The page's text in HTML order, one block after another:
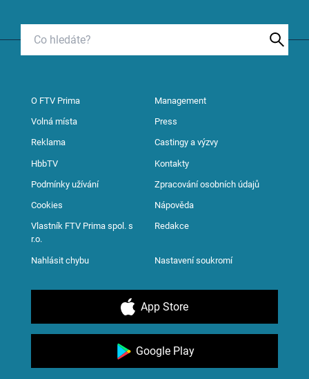
O FTV Prima Management
Volná místa Press
Reklama Castingy a výzvy
HbbTV Kontakty
Podmínky užívání Zpracování osobních údajů
Cookies Nápověda
Vlastník FTV Prima spol. s
r.o.
Redakce
Nahlásit chybu Nastavení soukromí
App Store
Google Play